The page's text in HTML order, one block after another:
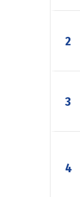
2
3
4